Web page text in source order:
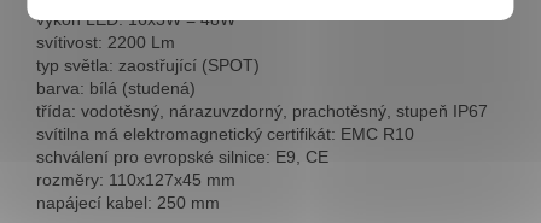
výkon LED: 16x3W = 48W
svítivost: 2200 Lm
typ světla: zaostřující (SPOT)
barva: bílá (studená)
třída: vodotěsný, nárazuvzdorný, prachotěsný, stupeň IP67
svítilna má elektromagnetický certifikát: EMC R10
schválení pro evropské silnice: E9, CE
rozměry: 110x127x45 mm
napájecí kabel: 250 mm